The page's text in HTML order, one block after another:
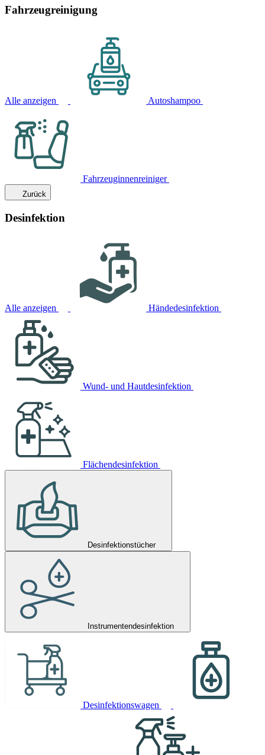
Fahrzeugreinigung
Alle anzeigen Autoshampoo
Fahrzeuginnenreiniger
Zurück
Desinfektion
Alle anzeigen Händedesinfektion
Wund- und Hautdesinfektion
Flächendesinfektion
Desinfektionstücher
Instrumentendesinfektion
Desinfektionswagen